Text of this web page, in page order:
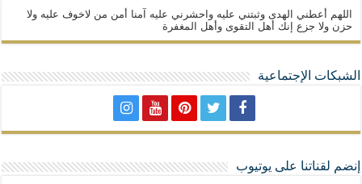
اللهم أعطني الهدى وثبتني عليه واحشرني عليه آمنا أمن من لاخوف عليه ولا
حزن ولا جزع إنك أهل التقوى وأهل المغفرة
الشبكات الإجتماعية
إنضم لقناتنا على يوتيوب